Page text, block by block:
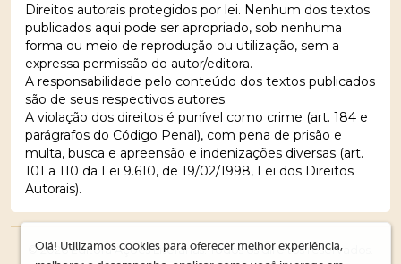
Direitos autorais protegidos por lei. Nenhum dos textos
publicados aqui pode ser apropriado, sob nenhuma
forma ou meio de reprodução ou utilização, sem a
expressa permissão do autor/editora.
A responsabilidade pelo conteúdo dos textos publicados
são de seus respectivos autores.
A violação dos direitos é punível como crime (art. 184 e
parágrafos do Código Penal), com pena de prisão e
multa, busca e apreensão e indenizações diversas (art.
101 a 110 da Lei 9.610, de 19/02/1998, Lei dos Direitos
Autorais).
© 2026 Editora Ações Literárias. Todos os direitos reservados.
Olá! Utilizamos cookies para oferecer melhor experiência,